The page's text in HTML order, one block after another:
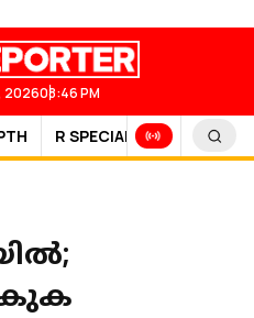
202608:46 PM
R SPECIAL SPORTS